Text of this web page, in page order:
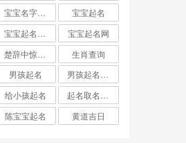
宝宝起名
宝宝起名网
生肖查询
男孩起名
给小孩起名
陈宝宝起名 黄道吉日